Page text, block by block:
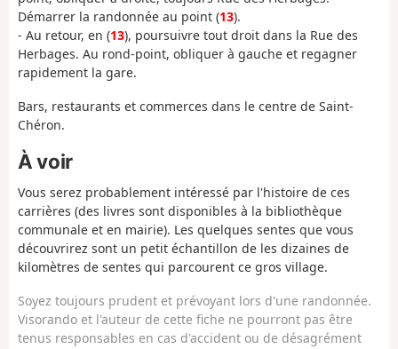
Démarrer la randonnée au point (13).
- Au retour, en (13), poursuivre tout droit dans la Rue des
Herbages. Au rond-point, obliquer à gauche et regagner
rapidement la gare.
Bars, restaurants et commerces dans le centre de Saint-
Chéron.
À voir
Vous serez probablement intéressé par l'histoire de ces
carrières (des livres sont disponibles à la bibliothèque
communale et en mairie). Les quelques sentes que vous
découvrirez sont un petit échantillon de les dizaines de
kilomètres de sentes qui parcourent ce gros village.
Soyez toujours prudent et prévoyant lors d'une randonnée.
Visorando et l'auteur de cette fiche ne pourront pas être
tenus responsables en cas d'accident ou de désagrément